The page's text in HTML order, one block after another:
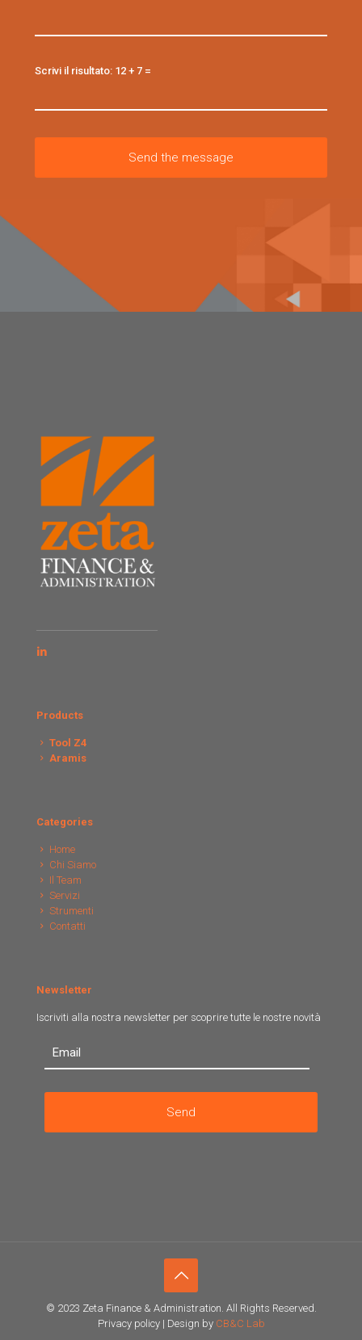
Scrivi il risultato: 12 + 7 =
Products
Tool Z4
Aramis
Categories
Home
Chi Siamo
Il Team
Servizi
Strumenti
Contatti
Newsletter
Iscriviti alla nostra newsletter per scoprire tutte le nostre novità
© 2023 Zeta Finance & Administration. All Rights Reserved.
Privacy policy | Design by CB&C Lab